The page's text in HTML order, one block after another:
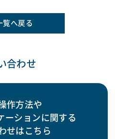
覧へ戻る
合わせ
作方法や
ーションに関する
せはこちら